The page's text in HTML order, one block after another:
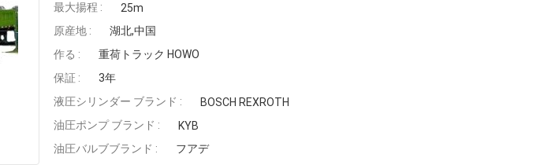
最大揚程 :
25m
原産地 :
湖北,中国
作る :
重荷トラック HOWO
保証 :
3年
液圧シリンダー ブランド :
BOSCH REXROTH
油圧ポンプ ブランド :
KYB
油圧バルブブランド :
フアデ